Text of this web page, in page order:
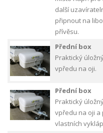
další
připnout na
přívěsu.
Přední box
Praktický
vpředu na oji.
Přední box
Praktický
vpředu na oji a
vlastních